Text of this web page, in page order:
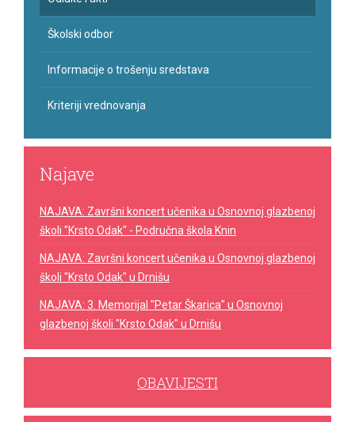
Školski odbor
Informacije o trošenju sredstava
Kriteriji vrednovanja
Najave
NAJAVA: Završni koncert učenika u Osnovnoj glazbenoj
školi "Krsto Odak" - Područna škola Knin
NAJAVA: Završni koncert učenika u Osnovnoj glazbenoj
školi "Krsto Odak" u Drnišu
NAJAVA: 3. Memorijal "Petar Škarica" u Osnovnoj
glazbenoj školi "Krsto Odak" u Drnišu
OBAVIJESTI